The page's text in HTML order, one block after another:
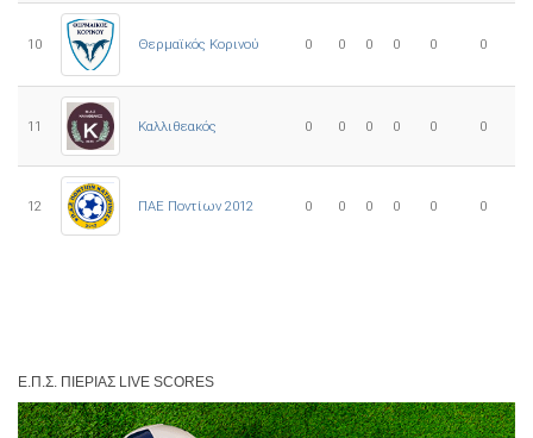
10 Θερμαϊκός Κορινού 0 0 0 0 0 0
11 Καλλιθεακός 0 0 0 0 0 0
12 ΠΑΕ Ποντίων 2012 0 0 0 0 0 0
Ε.Π.Σ. ΠΙΕΡΊΑΣ LIVE SCORES